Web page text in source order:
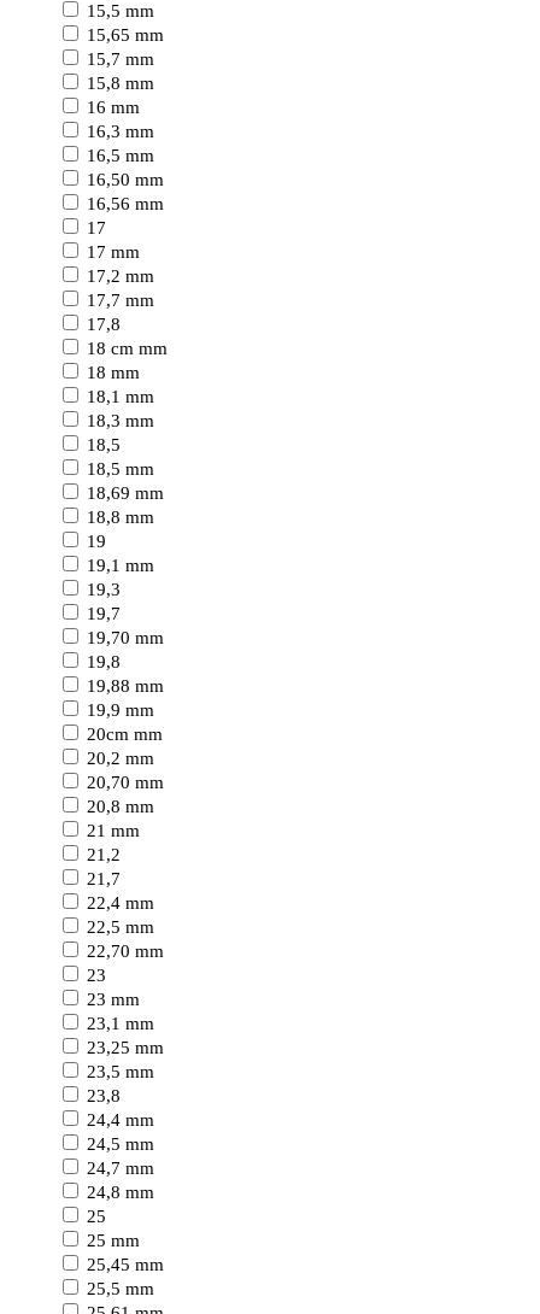
15,5 mm
15,65 mm
15,7 mm
15,8 mm
16 mm
16,3 mm
16,5 mm
16,50 mm
16,56 mm
17
17 mm
17,2 mm
17,7 mm
17,8
18 cm mm
18 mm
18,1 mm
18,3 mm
18,5
18,5 mm
18,69 mm
18,8 mm
19
19,1 mm
19,3
19,7
19,70 mm
19,8
19,88 mm
19,9 mm
20cm mm
20,2 mm
20,70 mm
20,8 mm
21 mm
21,2
21,7
22,4 mm
22,5 mm
22,70 mm
23
23 mm
23,1 mm
23,25 mm
23,5 mm
23,8
24,4 mm
24,5 mm
24,7 mm
24,8 mm
25
25 mm
25,45 mm
25,5 mm